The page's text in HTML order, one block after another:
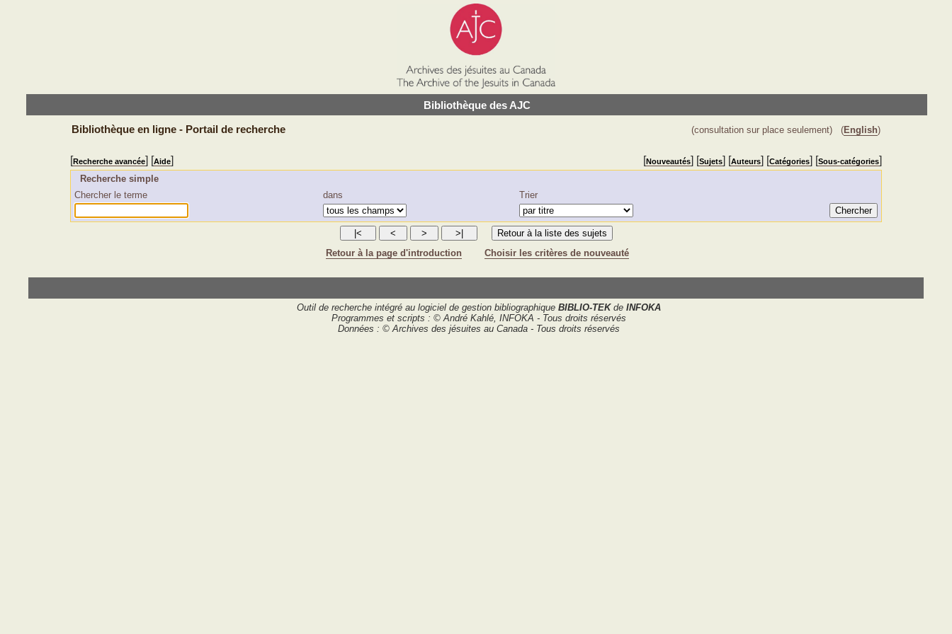
Bibliothèque des AJC
Bibliothèque en ligne - Portail de recherche (consultation sur place seulement) (English)
[Recherche avancée] [Aide] [Nouveautés] [Sujets] [Auteurs] [Catégories] [Sous-catégories]
Recherche simple
Chercher le terme
dans Trier
Retour à la page d'introduction Choisir les critères de nouveauté
Outil de recherche intégré au logiciel de gestion bibliographique BIBLIO-TEKde INFOKA
Programmes et scripts : © André Kahlé, INFOKA - Tous droits réservés
Données : © Archives des jésuites au Canada - Tous droits réservés